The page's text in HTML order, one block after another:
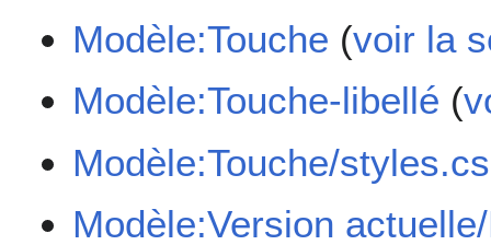
Modèle:Touche (voir la
Modèle:Touche-libellé (
Modèle:Touche/
Modèle:Version